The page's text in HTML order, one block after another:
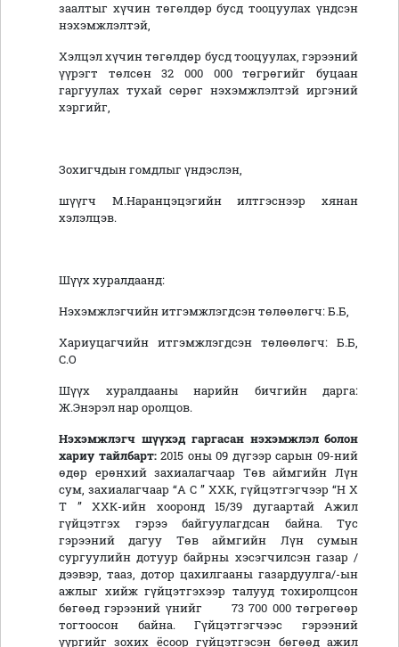
заалтыг хүчин төгөлдөр бусд тооцуулах үндсэн
нэхэмжлэлтэй,
Хэлцэл хүчин төгөлдөр бусд тооцуулах, гэрээний
үүрэгт төлсөн 32 000 000 төгрөгийг буцаан
гаргуулах тухай сөрөг нэхэмжлэлтэй иргэний
хэргийг,
Зохигчдын гомдлыг үндэслэн,
шүүгч М.Наранцэцэгийн илтгэснээр хянан
хэлэлцэв.
Шүүх хуралдаанд:
Нэхэмжлэгчийн итгэмжлэгдсэн төлөөлөгч: Б.Б,
Хариуцагчийн итгэмжлэгдсэн төлөөлөгч: Б.Б,
С.О
Шүүх хуралдааны нарийн бичгийн дарга:
Ж.Энэрэл нар оролцов.
Нэхэмжлэгч шүүхэд гаргасан нэхэмжлэл болон
хариу тайлбарт:2015 оны 09 дүгээр сарын 09-ний
өдөр ерөнхий захиалагчаар Төв аймгийн Лүн
сум, захиалагчаар “А С ” ХХК, гүйцэтгэгчээр “Н Х
Т ” ХХК-ийн хооронд 15/39 дугаартай Ажил
гүйцэтгэх гэрээ байгуулагдсан байна. Тус
гэрээний дагуу Төв аймгийн Лүн сумын
сургуулийн дотуур байрны хэсэгчилсэн газар /
дээвэр, тааз, дотор цахилгааны газардуулга/-ын
ажлыг хийж гүйцэтгэхээр талууд тохиролцсон
бөгөөд гэрээний үнийг 73 700 000 төгрөгөөр
тогтоосон байна. Гүйцэтгэгчээс гэрээний
үүргийг зохих ёсоор гүйцэтгэсэн бөгөөд ажил